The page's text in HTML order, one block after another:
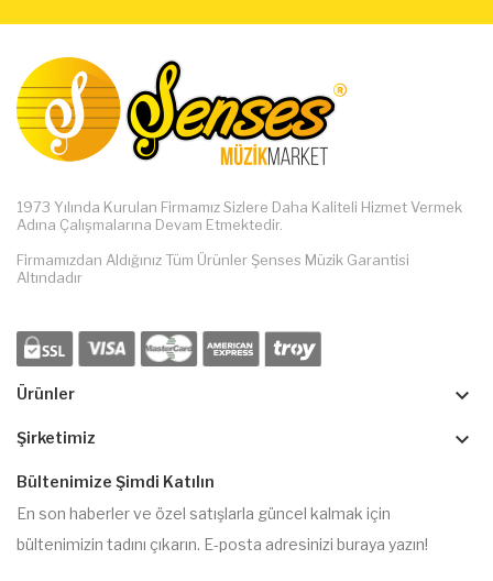
1973 Yılında Kurulan Firmamız Sizlere Daha Kaliteli Hizmet Vermek
Adına Çalışmalarına Devam Etmektedir.
Firmamızdan Aldığınız Tüm Ürünler Şenses Müzik Garantisi
Altındadır
Ürünler keyboard_arrow_down
Şirketimiz keyboard_arrow_down
Bültenimize Şimdi Katılın
En son haberler ve özel satışlarla güncel kalmak için
bültenimizin tadını çıkarın. E-posta adresinizi buraya yazın!